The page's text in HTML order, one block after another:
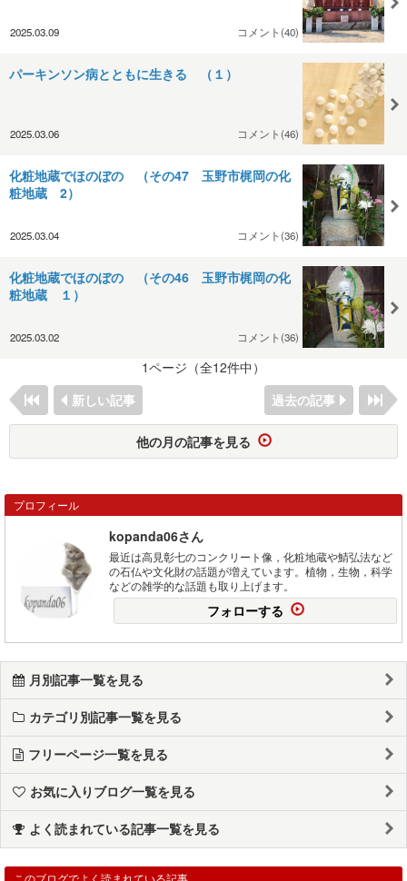
2025.03.09 コメント(40)
パーキンソン病とともに生きる （１）
2025.03.06 コメント(46)
化粧地蔵でほのぼの （その47 玉野市梶岡の化
粧地蔵 2）
2025.03.04 コメント(36)
化粧地蔵でほのぼの （その46 玉野市梶岡の化
粧地蔵 １）
2025.03.02 コメント(36)
1ページ（全12件中）
新しい記事
過去の記事
他の月の記事を見る
プロフィール
kopanda06さん
最近は高見彰七のコンクリート像，化粧地蔵や鯖弘法など
の石仏や文化財の話題が増えています。植物，生物，科学
などの雑学的な話題も取り上げます。
フォローする
月別記事一覧を見る
カテゴリ別記事一覧を見る
フリーページ一覧を見る
お気に入りブログ一覧を見る
よく読まれている記事一覧を見る